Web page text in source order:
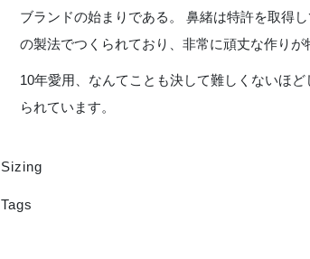
ブランドの始まりである。 鼻緒は特許を取得
の製法でつくられており、非常に頑丈な作りが
10年愛用、なんてことも決して難しくないほ
られています。
Sizing
Tags